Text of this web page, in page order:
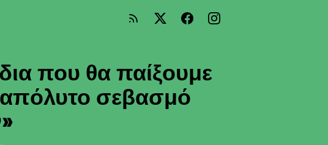
που θα παίξουμε
απόλυτο σεβασμό